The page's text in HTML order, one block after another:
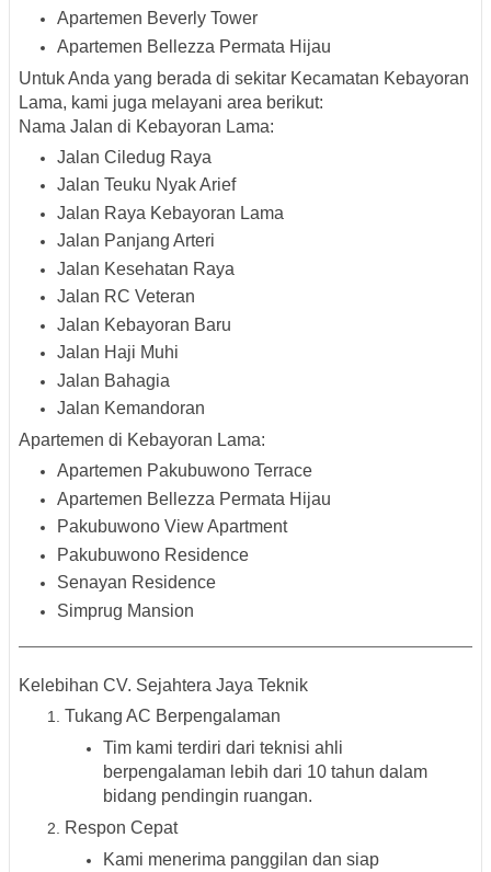
Apartemen Beverly Tower
Apartemen Bellezza Permata Hijau
Untuk Anda yang berada di sekitar Kecamatan Kebayoran
Lama, kami juga melayani area berikut:
Nama Jalan di Kebayoran Lama:
Jalan Ciledug Raya
Jalan Teuku Nyak Arief
Jalan Raya Kebayoran Lama
Jalan Panjang Arteri
Jalan Kesehatan Raya
Jalan RC Veteran
Jalan Kebayoran Baru
Jalan Haji Muhi
Jalan Bahagia
Jalan Kemandoran
Apartemen di Kebayoran Lama:
Apartemen Pakubuwono Terrace
Apartemen Bellezza Permata Hijau
Pakubuwono View Apartment
Pakubuwono Residence
Senayan Residence
Simprug Mansion
Kelebihan CV. Sejahtera Jaya Teknik
Tukang AC Berpengalaman
Tim kami terdiri dari teknisi ahli
berpengalaman lebih dari 10 tahun dalam
bidang pendingin ruangan.
Respon Cepat
Kami menerima panggilan dan siap